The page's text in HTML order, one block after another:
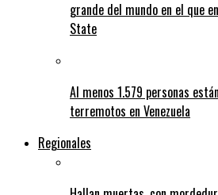
grande del mundo en el que
State
Al menos 1.579 personas
terremotos en Venezuela
Regionales